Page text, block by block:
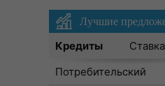
Лучшие
Кредиты
Потребительский